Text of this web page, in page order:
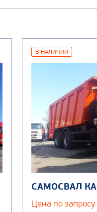
В НАЛИЧИИ
САМОСВАЛ
Цена по запросу